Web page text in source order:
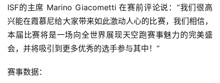
视
频
户
ISF的主席 Marino Giacometti 在赛前评论说：“我们很高
兴能在霞慕尼给大家带来如此激动人心的比赛，我们相信，
本届比赛将是一场向全世界展现天空跑赛事魅力的完美盛
会，并将吸引到更多优秀的选手参与其中！”
赛事数据：